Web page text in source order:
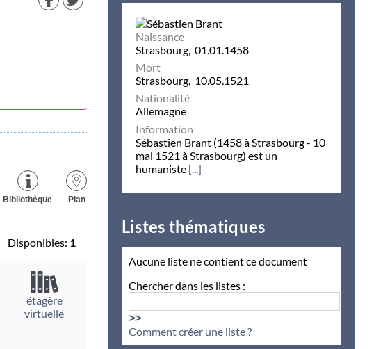
ressources
Plan
Bibliothèque
Disponibles: 1
étagère
virtuelle
Naissance
Strasbourg, 01.01.1458
Mort
Strasbourg, 10.05.1521
Nationalité
Allemagne
Information
Sébastien Brant (1458 à Strasbourg - 10
mai 1521 à Strasbourg) est un
humaniste [...]
Listes thématiques
Aucune liste ne contient ce document
Chercher dans les listes :
>>
Comment créer une liste ?